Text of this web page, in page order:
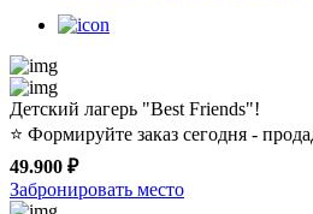
Детский лагерь "Best Friends"!
⭐️ Формируйте заказ сегодня -
49.900 ₽
Забронировать место